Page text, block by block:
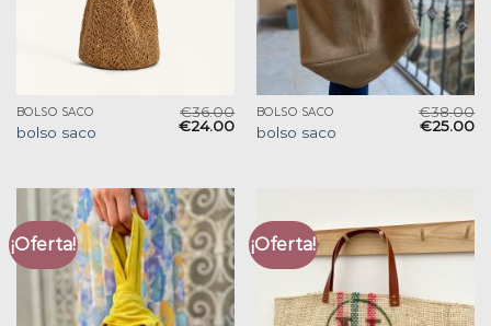
BOLSO SACO
bolso saco
€36.00
€24.00
BOLSO SACO
bolso saco
€38.00
€25.00
¡Oferta! ¡Oferta!